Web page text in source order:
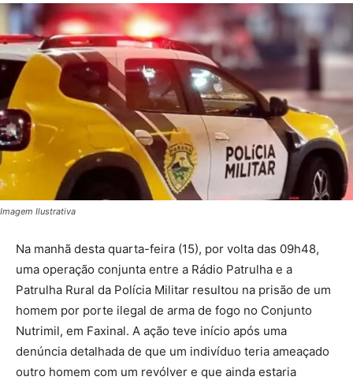
Imagem Ilustrativa
Na manhã desta quarta-feira (15), por volta das 09h48,
uma operação conjunta entre a Rádio Patrulha e a
Patrulha Rural da Polícia Militar resultou na prisão de um
homem por porte ilegal de arma de fogo no Conjunto
Nutrimil, em Faxinal. A ação teve início após uma
denúncia detalhada de que um indivíduo teria ameaçado
outro homem com um revólver e que ainda estaria